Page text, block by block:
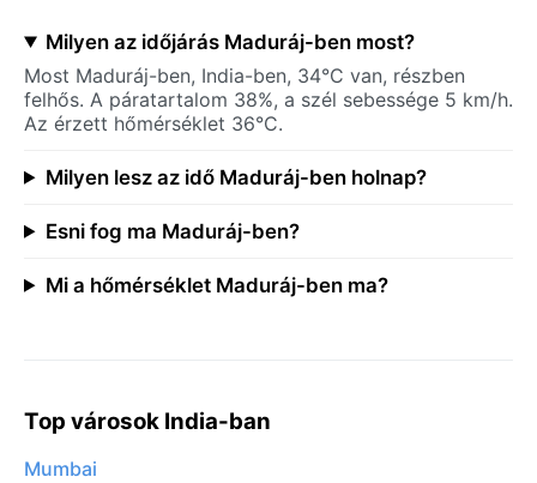
Milyen az időjárás Maduráj-ben most?
Most Maduráj-ben, India-ben, 34°C van, részben
felhős. A páratartalom 38%, a szél sebessége 5 km/h.
Az érzett hőmérséklet 36°C.
Milyen lesz az idő Maduráj-ben holnap?
Esni fog ma Maduráj-ben?
Mi a hőmérséklet Maduráj-ben ma?
Top városok India-ban
Mumbai